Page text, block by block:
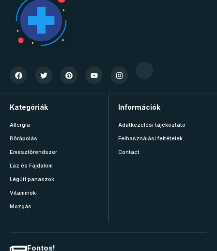
Kategóriák
Allergia
Bőrápolás
Emésztőrendszer
Láz és Fájdalom
Légúti panaszok
Vitaminok
Mozgás
Információk
Adatkezelési tájékoztató
Felhasználási feltételek
Contact
Fontos!